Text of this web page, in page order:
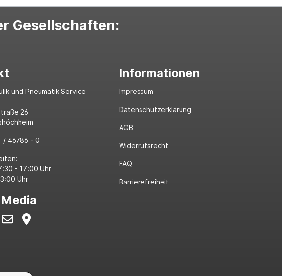
Gesellschaften:
und Pneumatik Service
26
/ 46786 - 0
- 17:00 Uhr
Uhr
Informationen
Impressum
Datenschutzerklärung
AGB
Widerrufsrecht
FAQ
Barrierefreiheit